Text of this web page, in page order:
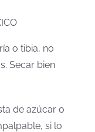
o tibia, no
Secar bien
de azúcar o
si lo